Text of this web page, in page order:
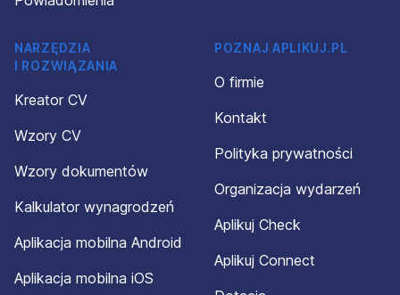
NARZĘDZIA
I ROZWIĄZANIA
Kreator CV
Wzory CV
Wzory dokumentów
Kalkulator wynagrodzeń
Aplikacja mobilna Android
Aplikacja mobilna iOS
POZNAJ APLIKUJ.PL
O firmie
Kontakt
Polityka prywatności
Organizacja wydarzeń
Aplikuj Check
Aplikuj Connect